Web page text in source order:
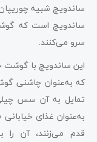
ساندویچ شبیه
ساندویچ است که
سرو می‌کنند.
این ساندویچ با
که به‌عنوان چاشنی
تمایل به آن سس
به‌عنوان غذای
قدم می‌زنند، آن